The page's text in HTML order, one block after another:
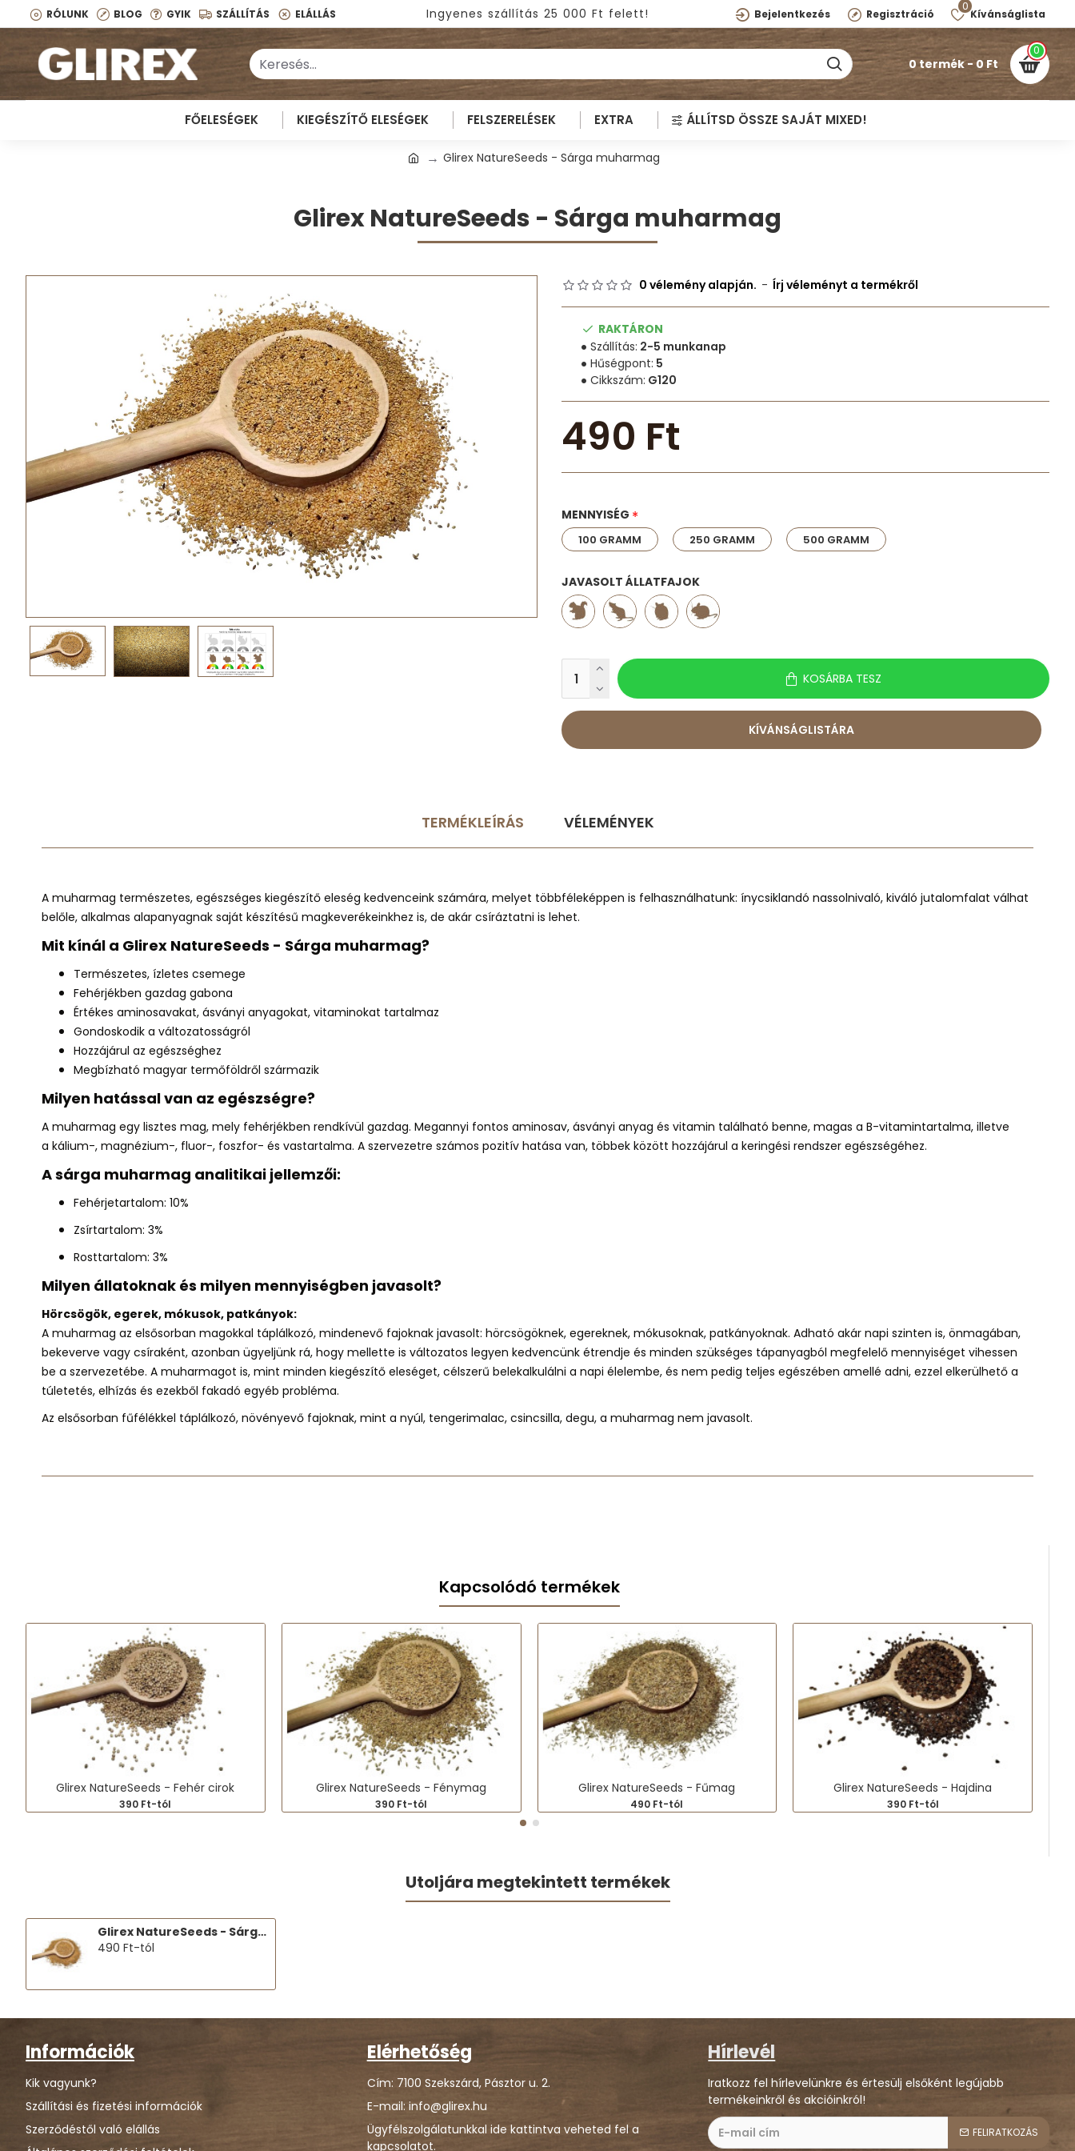
RÓLUNK BLOG GYIK SZÁLLÍTÁS ELÁLLÁS Ingyenes szállítás 25 000 Ft felett! Bejelentkezés Regisztráció Kívánságlista
0
0 termék - 0 Ft
0
FŐELESÉGEK KIEGÉSZÍTŐ ELESÉGEK FELSZERELÉSEK EXTRA ÁLLÍTSD ÖSSZE SAJÁT MIXED!
Glirex NatureSeeds - Sárga muharmag
Glirex NatureSeeds - Sárga muharmag
RAKTÁRON
Hűségpont: 5
Cikkszám: G120
Szállítás: 2-5 munkanap
0 vélemény alapján. - Írj véleményt a termékről
490 Ft
MENNYISÉG
100 GRAMM 250 GRAMM 500 GRAMM
JAVASOLT ÁLLATFAJOK
KOSÁRBA TESZ
KÍVÁNSÁGLISTÁRA
TERMÉKLEÍRÁS VÉLEMÉNYEK
A muharmag természetes, egészséges kiegészítő eleség kedvenceink számára, melyet többféleképpen is felhasználhatunk: ínycsiklandó nassolnivaló, kiváló jutalomfalat válhat
belőle, alkalmas alapanyagnak saját készítésű magkeverékeinkhez is, de akár csíráztatni is lehet.
Mit kínál a Glirex NatureSeeds - Sárga muharmag?
Természetes, ízletes csemege
Fehérjékben gazdag gabona
Értékes aminosavakat, ásványi anyagokat, vitaminokat tartalmaz
Gondoskodik a változatosságról
Hozzájárul az egészséghez
Megbízható magyar termőföldről származik
Milyen hatással van az egészségre?
A muharmag egy lisztes mag, mely fehérjékben rendkívül gazdag. Megannyi fontos aminosav, ásványi anyag és vitamin található benne, magas a B-vitamintartalma, illetve
a kálium-, magnézium-, fluor-, foszfor- és vastartalma. A szervezetre számos pozitív hatása van, többek között hozzájárul a keringési rendszer egészségéhez.
A sárga muharmag analitikai jellemzői:
Fehérjetartalom: 10%
Zsírtartalom: 3%
Rosttartalom: 3%
Milyen állatoknak és milyen mennyiségben javasolt?
Hörcsögök, egerek, mókusok, patkányok:
A muharmag az elsősorban magokkal táplálkozó, mindenevő fajoknak javasolt: hörcsögöknek, egereknek, mókusoknak, patkányoknak. Adható akár napi szinten is, önmagában,
bekeverve vagy csíraként, azonban ügyeljünk rá, hogy mellette is változatos legyen kedvencünk étrendje és minden szükséges tápanyagból megfelelő mennyiséget vihessen
be a szervezetébe. A muharmagot is, mint minden kiegészítő eleséget, célszerű belekalkulálni a napi élelembe, és nem pedig teljes egészében amellé adni, ezzel elkerülhető a
túletetés, elhízás és ezekből fakadó egyéb probléma.
Az elsősorban fűfélékkel táplálkozó, növényevő fajoknak, mint a nyúl, tengerimalac, csincsilla, degu, a muharmag nem javasolt.
Kapcsolódó termékek
Glirex NatureSeeds - Fehér cirok
390 Ft-tól
Glirex NatureSeeds - Fénymag
390 Ft-tól
Glirex NatureSeeds - Fűmag
490 Ft-tól
Glirex NatureSeeds - Hajdina
390 Ft-tól
Utoljára megtekintett termékek
Glirex NatureSeeds - Sárga muharmag
490 Ft-tól
Információk
Kik vagyunk?
Szállítási és fizetési információk
Szerződéstől való elállás
Elérhetőség
Cím: 7100 Szekszárd, Pásztor u. 2.
E-mail: info@glirex.hu
Ügyfélszolgálatunkkal ide kattintva veheted fel a
kapcsolatot.
Hírlevél
Iratkozz fel hírlevelünkre és értesülj elsőként legújabb
termékeinkről és akcióinkról!
FELIRATKOZÁS